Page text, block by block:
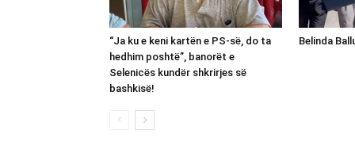
“Ja ku e keni kartën e PS-së, do ta
hedhim poshtë”, banorët e
Selenicës kundër shkrirjes së
bashkisë!
Belinda